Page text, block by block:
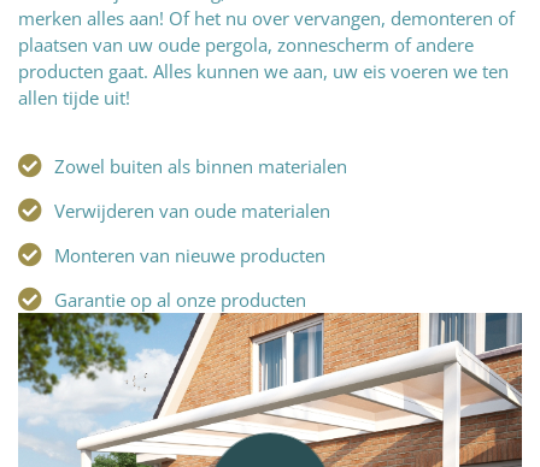
merken alles aan! Of het nu over vervangen, demonteren of
plaatsen van uw oude pergola, zonnescherm of andere
producten gaat. Alles kunnen we aan, uw eis voeren we ten
allen tijde uit!
Zowel buiten als binnen materialen
Verwijderen van oude materialen
Monteren van nieuwe producten
Garantie op al onze producten